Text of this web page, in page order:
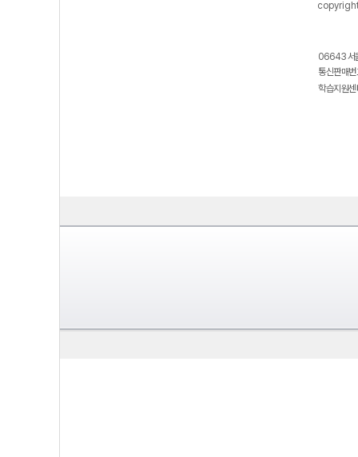
06643 서
통신판매
학습지원